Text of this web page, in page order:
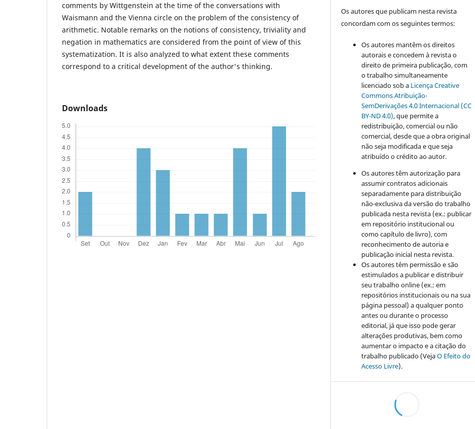
comments by Wittgenstein at the time of the conversations with
Waismann and the Vienna circle on the problem of the consistency of
arithmetic. Notable remarks on the notions of consistency, triviality and
negation in mathematics are considered from the point of view of this
systematization. It is also analyzed to what extent these comments
correspond to a critical development of the author's thinking.
Downloads
Os autores que publicam nesta revista
concordam com os seguintes termos:
Os autores mantêm os direitos
autorais e concedem à revista o
direito de primeira publicação, com
o trabalho simultaneamente
licenciado sob a Licença Creative
Commons Atribuição-
SemDerivações 4.0 Internacional (CC
BY-ND 4.0), que permite a
redistribuição, comercial ou não
comercial, desde que a obra original
não seja modificada e que seja
atribuído o crédito ao autor.
Os autores têm autorização para
assumir contratos adicionais
separadamente para distribuição
não-exclusiva da versão do trabalho
publicada nesta revista (ex.: publicar
em repositório institucional ou
como capítulo de livro), com
reconhecimento de autoria e
publicação inicial nesta revista.
Os autores têm permissão e são
estimulados a publicar e distribuir
seu trabalho online (ex.: em
repositórios institucionais ou na sua
página pessoal) a qualquer ponto
antes ou durante o processo
editorial, já que isso pode gerar
alterações produtivas, bem como
aumentar o impacto e a citação do
trabalho publicado (VejaO Efeito do
Acesso Livre).